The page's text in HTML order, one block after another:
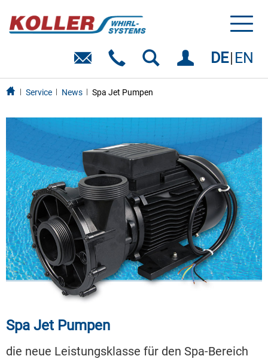
DE EN
Service News Spa Jet Pumpen
Spa Jet Pumpen
die neue Leistungsklasse für den Spa-Bereich